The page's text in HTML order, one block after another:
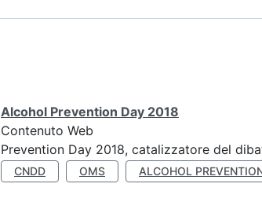
Alcohol Prevention Day 2018
Contenuto Web
Prevention Day 2018, catalizzatore del
CNDD OMS ALCOHOL